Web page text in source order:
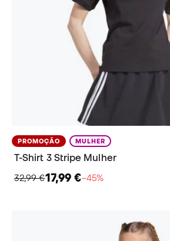
PROMOÇÃO MULHER
T-Shirt 3 Stripe Mulher
32,99 €17,99 €−45%